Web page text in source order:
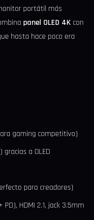
portátil más
panel OLED 4K con
hasta hace poco era
gaming competitivo)
gracias a OLED
para creadores)
PD), HDMI 2.1, jack 3.5mm